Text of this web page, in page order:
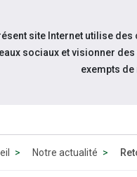
Notre actualité
site Internet utilise
sociaux et visionner
exempts